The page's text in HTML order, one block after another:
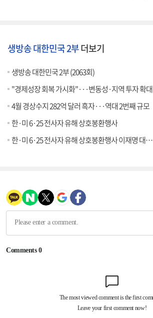
생방송 대한민국 2부더보기
생방송 대한민국 2부 (2063회)
"경제성장 회복 가시화"···변동성·지역 투자 확대
4월 경상수지 282억 달러 흑자···역대 2번째 규모
한·미 6·25 전사자 유해 상호봉환행사
한·미 6·25 전사자 유해 상호봉환행사 이재명 대통령 추모사